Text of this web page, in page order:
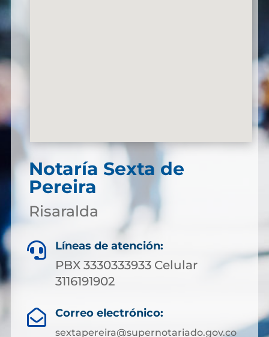
Notaría Sexta de
Pereira
Risaralda
 Líneas de atención:
PBX 3330333933 Celular
3116191902
 Correo electrónico:
sextapereira@supernotariado.gov.co